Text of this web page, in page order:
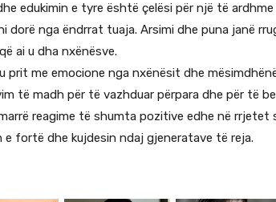
edukimin e tyre është çelësi për një të ardhme
dorë nga ëndrrat tuaja. Arsimi dhe puna janë
ai u dha nxënësve.
prit me emocione nga nxënësit dhe
të madh për të vazhduar përpara dhe për të
reagime të shumta pozitive edhe në rrjetet
e fortë dhe kujdesin ndaj gjeneratave të reja.